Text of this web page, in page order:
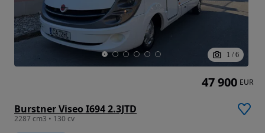
1 / 6
Burstner Viseo I694 2.3JTD
2287 cm3 • 130 cv
47 900 EUR